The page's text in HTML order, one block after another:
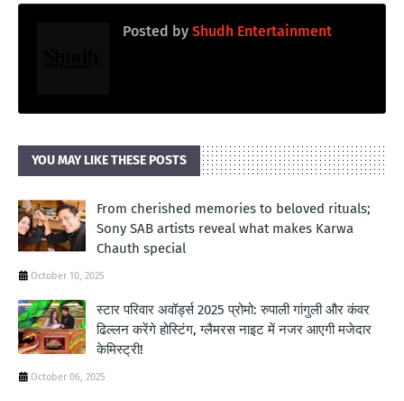
Posted by Shudh Entertainment
YOU MAY LIKE THESE POSTS
From cherished memories to beloved rituals;
Sony SAB artists reveal what makes Karwa
Chauth special
October 10, 2025
स्टार परिवार अवॉर्ड्स 2025 प्रोमो: रुपाली गांगुली और कंवर
ढिल्लन करेंगे होस्टिंग, ग्लैमरस नाइट में नजर आएगी मजेदार
केमिस्ट्री!
October 06, 2025